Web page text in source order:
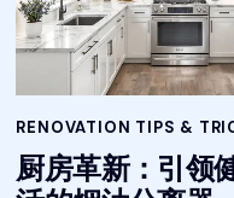
RENOVATION TIPS &
厨房革新：引领